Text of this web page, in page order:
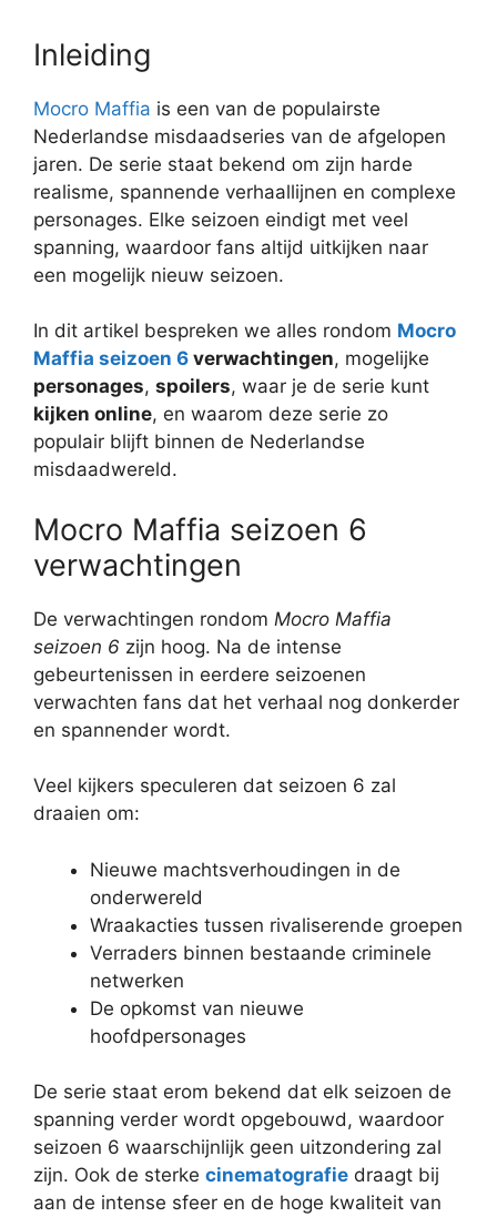
Inleiding
Mocro Maffia is een van de populairste
Nederlandse misdaadseries van de afgelopen
jaren. De serie staat bekend om zijn harde
realisme, spannende verhaallijnen en complexe
personages. Elke seizoen eindigt met veel
spanning, waardoor fans altijd uitkijken naar
een mogelijk nieuw seizoen.
In dit artikel bespreken we alles rondom Mocro
Maffia seizoen 6 verwachtingen, mogelijke
personages, spoilers, waar je de serie kunt
kijken online, en waarom deze serie zo
populair blijft binnen de Nederlandse
misdaadwereld.
Mocro Maffia seizoen 6
verwachtingen
De verwachtingen rondom Mocro Maffia
seizoen 6 zijn hoog. Na de intense
gebeurtenissen in eerdere seizoenen
verwachten fans dat het verhaal nog donkerder
en spannender wordt.
Veel kijkers speculeren dat seizoen 6 zal
draaien om:
Nieuwe machtsverhoudingen in de
onderwereld
Wraakacties tussen rivaliserende groepen
Verraders binnen bestaande criminele
netwerken
De opkomst van nieuwe
hoofdpersonages
De serie staat erom bekend dat elk seizoen de
spanning verder wordt opgebouwd, waardoor
seizoen 6 waarschijnlijk geen uitzondering zal
zijn. Ook de sterke cinematografie draagt bij
aan de intense sfeer en de hoge kwaliteit van